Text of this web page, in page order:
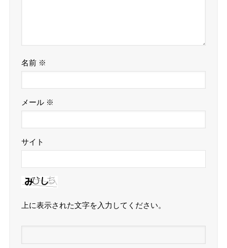
名前 ※
メール ※
サイト
上に表示された文字を入力してください。